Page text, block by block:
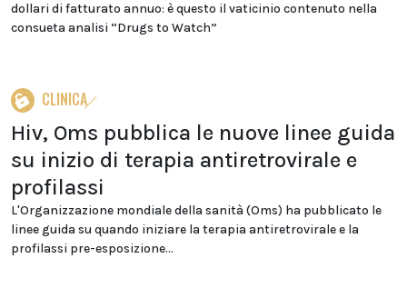
dollari di fatturato annuo: è questo il vaticinio contenuto nella
consueta analisi “Drugs to Watch”
CLINICA
Hiv, Oms pubblica le nuove linee guida
su inizio di terapia antiretrovirale e
profilassi
L'Organizzazione mondiale della sanità (Oms) ha pubblicato le
linee guida su quando iniziare la terapia antiretrovirale e la
profilassi pre-esposizione...